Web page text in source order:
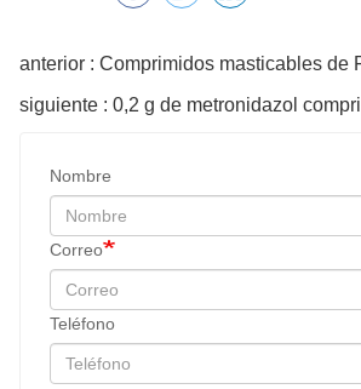
siguiente : 0,2 g de metronidazol
Nombre
Correo
Teléfono